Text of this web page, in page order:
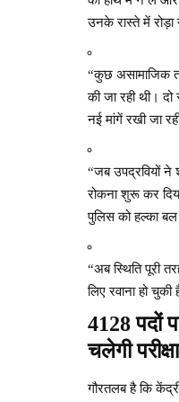
उनके रास्ते में
“कुछ असामाजिक
की जा रही थी।
नई मांगें रखी जा
“जब उपद्रवियों ने
रोकना शुरू कर
पुलिस को हल्का
“अब स्थिति पूरी
लिए रवाना हो
4128 पदों
चलेगी परीक्षा
गौरतलब है कि